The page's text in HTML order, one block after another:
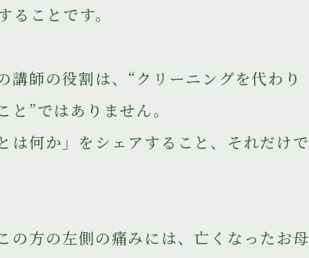
ることです。
講師の役割は、“クリーニングを代わり
と”ではありません。
は何か」をシェアすること、それだけで
の方の左側の痛みには、亡くなったお母